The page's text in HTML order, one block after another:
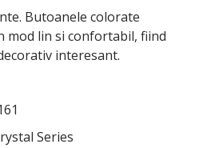
Butoanele colorate
mod lin si confortabil, fiind
interesant.
Series